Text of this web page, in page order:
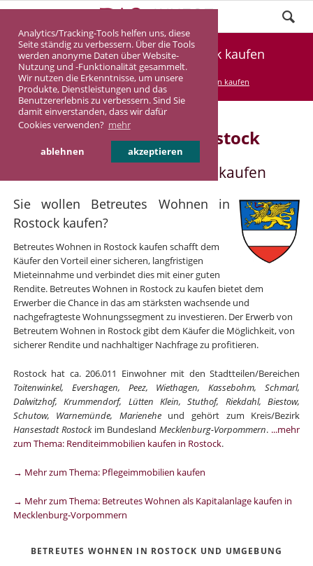
Analytics/Tracking-Tools helfen uns, diese
Seite ständig zu verbessern. Über die Tools
werden anonyme Daten über Website-
Nutzung und -Funktionalität gesammelt.
Wir nutzen die Erkenntnisse, um unsere
Produkte, Dienstleistungen und das
Benutzererlebnis zu verbessern. Sind Sie
damit einverstanden, dass wir dafür
Cookies verwenden? mehr
ablehnen akzeptieren
Betreutes Wohnen in Rostock kaufen
DASINVEST Service Betreutes Wohnen kaufen
Betreutes Wohnen in Rostock
Betreutes Wohnen in Rostock kaufen
Sie wollen Betreutes Wohnen in
Rostock kaufen?
Betreutes Wohnen in Rostock kaufen schafft dem
Käufer den Vorteil einer sicheren, langfristigen
Mieteinnahme und verbindet dies mit einer guten
Rendite. Betreutes Wohnen in Rostock zu kaufen bietet dem
Erwerber die Chance in das am stärksten wachsende und
nachgefragteste Wohnungssegment zu investieren. Der Erwerb von
Betreutem Wohnen in Rostock gibt dem Käufer die Möglichkeit, von
sicherer Rendite und nachhaltiger Nachfrage zu profitieren.
Rostock hat ca. 206.011 Einwohner mit den Stadtteilen/Bereichen
Toitenwinkel, Evershagen, Peez, Wiethagen, Kassebohm, Schmarl,
Dalwitzhof, Krummendorf, Lütten Klein, Stuthof, Riekdahl, Biestow,
Schutow, Warnemünde, Marieneheund gehört zum Kreis/Bezirk
Hansestadt Rostockim BundeslandMecklenburg-Vorpommern. ...mehr
zum Thema: Renditeimmobilien kaufen in Rostock.
→ Mehr zum Thema: Pflegeimmobilien kaufen
→ Mehr zum Thema: Betreutes Wohnen als Kapitalanlage kaufen in
Mecklenburg-Vorpommern
BETREUTES WOHNEN IN ROSTOCK UND UMGEBUNG